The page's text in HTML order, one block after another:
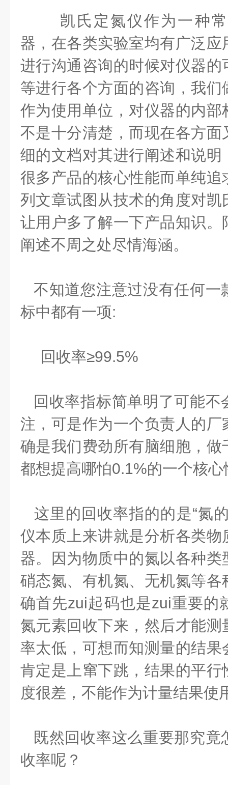
凯氏定氮仪作为一种
器，在各类实验室均有广泛
进行沟通咨询的时候对仪器
等进行各个方面的咨询，我
作为使用单位，对仪器的内
不是十分清楚，而现在各方
细的文档对其进行阐述和说
很多产品的核心性能而单纯
列文章试图从技术的角度对
让用户多了解一下产品知识
阐述不周之处尽情海涵。
不知道您注意过没有任何一
标中都有一项:
回收率≥99.5%
回收率指标简单明了可能不
注，可是作为一个负责人的
确是我们费劲所有脑细胞，
都想提高哪怕0.1%的一个核心
这里的回收率指的的是“氮
仪本质上来讲就是分析各类
器。因为物质中的氮以各种
硝态氮、有机氮、无机氮等
确首先zui起码也是zui重要的
氮元素回收下来，然后才能
率太低，可想而知测量的结
肯定是上窜下跳，结果的平
度很差，不能作为计量结果使
既然回收率这么重要那究竟
收率呢？